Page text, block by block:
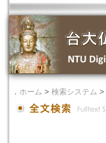
． ホーム > 検索システム >